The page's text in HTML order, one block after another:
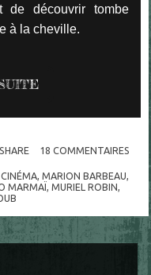
de découvrir tombe
à la cheville.
SHARE 18 COMMENTAIRES
CINÉMA,MARION BARBEAU,
MARMAÏ,MURIEL ROBIN,